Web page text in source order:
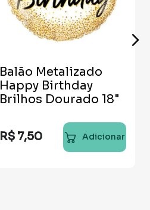
Balão Metalizado
Happy Birthday
Brilhos Dourado 18"
R$ 7,50 Adicionar